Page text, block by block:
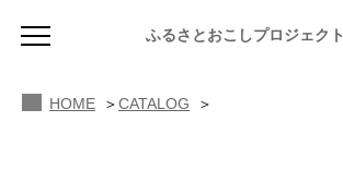
ふるさとおこしプロジェクト
HOME CATALOG